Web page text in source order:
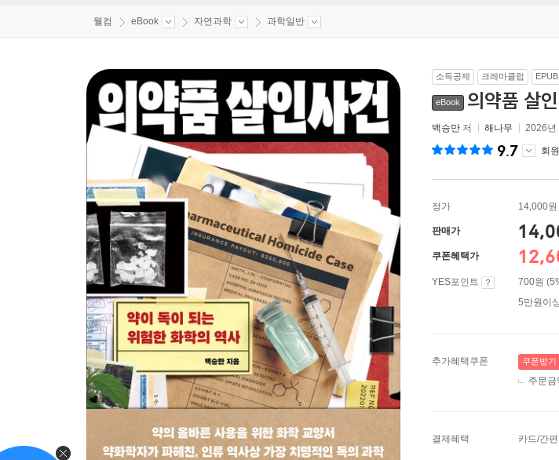
웰컴 eBook 자연과학 과학일반
소득공제 크레마클럽 EPUB
eBook 의약품 살
백승만 저 해나무 2026년
9.7 회
정가 14,000원
판매가
쿠폰혜택가
YES포인트
700원
5만원이
추가혜택쿠폰 쿠폰받기
주문
결제혜택 카드/간